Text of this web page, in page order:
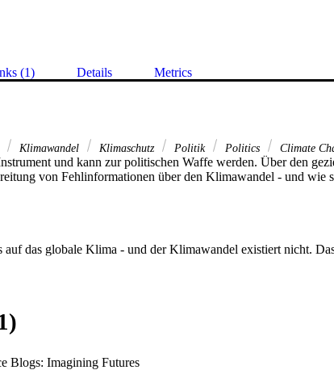
(1) Details Metrics
Klimawandel Klimaschutz Politik Politics Climate
und kann zur politischen Waffe werden. Über den
von Fehlinformationen über den Klimawandel - und wie
das globale Klima - und der Klimawandel existiert nicht.
wissenschaftliche Literatur zu 99 Prozent einig.
Klimawandelleugner*innen sitzen mittlerweile in vielen
ist, dass sich besonders am rechten Rand des politischen
die auf die ein oder andere Weise gegen Klimaschutz
Argumente, und in diesem Blogbeitrag möchte ich einige
Blogs: Imagining Futures